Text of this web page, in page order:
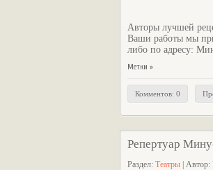
Авторы лучшей
Ваши работы мы
либо по адресу:
Метки »
Комментов: 0
Репертуар
Раздел: Театры | Автор: